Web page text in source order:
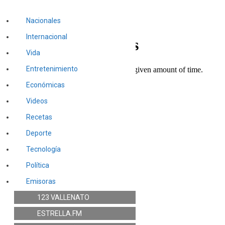
NACIONALES
Nacionales
Internacional
Vida
Entretenimiento
Económicas
Videos
Recetas
Deporte
Tecnología
Política
Emisoras
123 VALLENATO
ESTRELLA.FM